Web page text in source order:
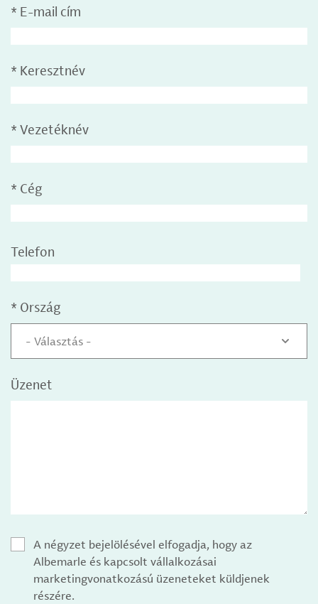
* E-mail cím
* Keresztnév
* Vezetéknév
* Cég
Telefon
* Ország
- Választás -
Üzenet
A négyzet bejelölésével elfogadja, hogy az
Albemarle és kapcsolt vállalkozásai
marketingvonatkozású üzeneteket küldjenek
részére.